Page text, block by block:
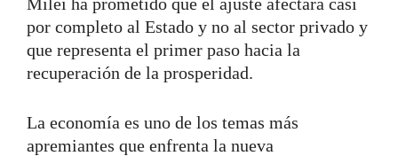
por completo al Estado y no al sector privado y
que representa el primer paso hacia la
recuperación de la prosperidad.
La economía es uno de los temas más
apremiantes que enfrenta la nueva